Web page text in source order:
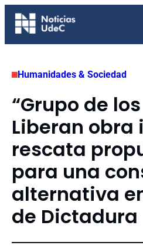
Saltar
Humanidades & Sociedad
“Grupo de los
Liberan
rescata
para una
alternativa
de Dictadura